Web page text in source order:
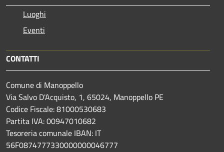
Luoghi
Eventi
CONTATTI
Comune di Manoppello
Via Salvo D'Acquisto, 1, 65024, Manoppello PE
Codice Fiscale: 81000530683
Partita IVA: 00947010682
Tesoreria comunale IBAN: IT
56F0874777330000000046777